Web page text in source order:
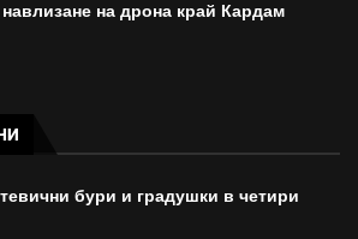
навлизане на дрона край Кардам
бури и градушки в четири